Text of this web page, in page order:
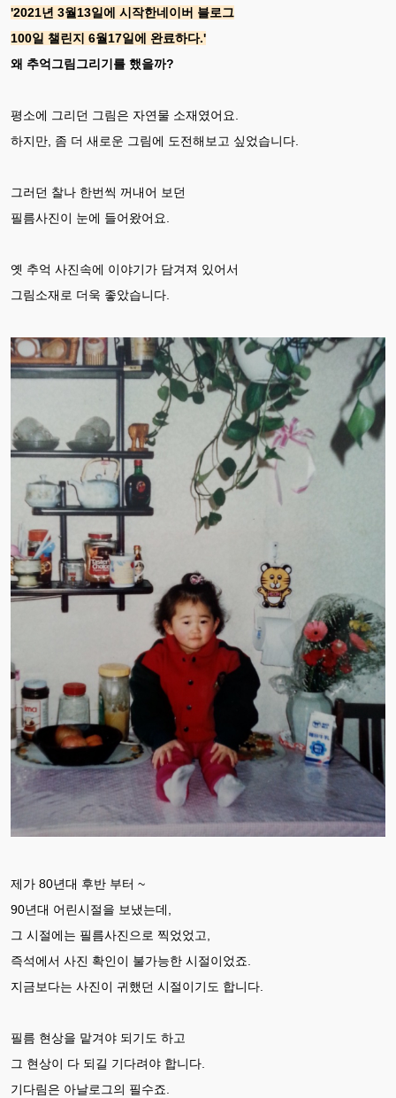
'2021년 3월13일에 시작한네이버 블로그
100일 챌린지 6월17일에 완료하다.'
왜 추억그림그리기를 했을까?
평소에 그리던 그림은 자연물 소재였어요.
하지만, 좀 더 새로운 그림에 도전해보고 싶었습니다.
그러던 찰나 한번씩 꺼내어 보던
필름사진이 눈에 들어왔어요.
옛 추억 사진속에 이야기가 담겨져 있어서
그림소재로 더욱 좋았습니다.
제가 80년대 후반 부터 ~
90년대 어린시절을 보냈는데,
그 시절에는 필름사진으로 찍었었고,
즉석에서 사진 확인이 불가능한 시절이었죠.
지금보다는 사진이 귀했던 시절이기도 합니다.
필름 현상을 맡겨야 되기도 하고
그 현상이 다 되길 기다려야 합니다.
기다림은 아날로그의 필수죠.